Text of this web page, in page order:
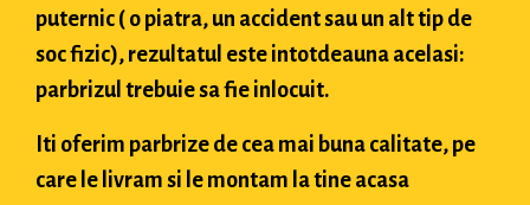
puternic ( o piatra, un accident sau un alt tip de
soc fizic), rezultatul este intotdeauna acelasi:
parbrizul trebuie sa fie inlocuit.
Iti oferim parbrize de cea mai buna calitate, pe
care le livram si le montam la tine acasa